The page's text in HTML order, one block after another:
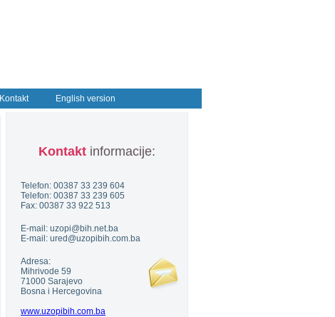
Kontakt English version
Kontaktinformacije:
Telefon: 00387 33 239 604
Telefon: 00387 33 239 605
Fax: 00387 33 922 513
E-mail: uzopi@bih.net.ba
E-mail: ured@uzopibih.com.ba
Adresa:
Mihrivode 59
71000 Sarajevo
Bosna i Hercegovina
www.uzopibih.com.ba